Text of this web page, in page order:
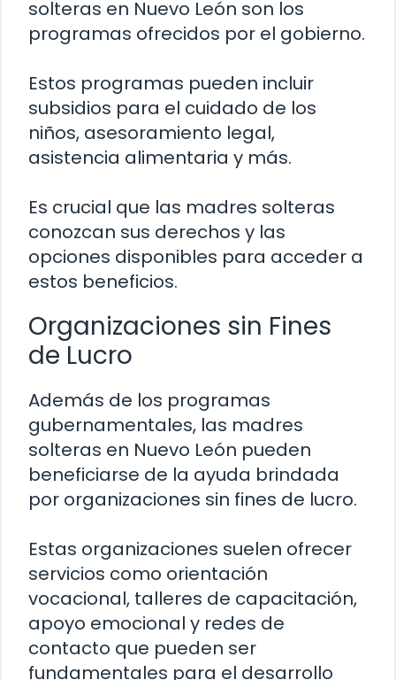
solteras en Nuevo León son los
programas ofrecidos por el gobierno.
Estos programas pueden incluir
subsidios para el cuidado de los
niños, asesoramiento legal,
asistencia alimentaria y más.
Es crucial que las madres solteras
conozcan sus derechos y las
opciones disponibles para acceder a
estos beneficios.
Organizaciones sin Fines
de Lucro
Además de los programas
gubernamentales, las madres
solteras en Nuevo León pueden
beneficiarse de la ayuda brindada
por organizaciones sin fines de lucro.
Estas organizaciones suelen ofrecer
servicios como orientación
vocacional, talleres de capacitación,
apoyo emocional y redes de
contacto que pueden ser
fundamentales para el desarrollo